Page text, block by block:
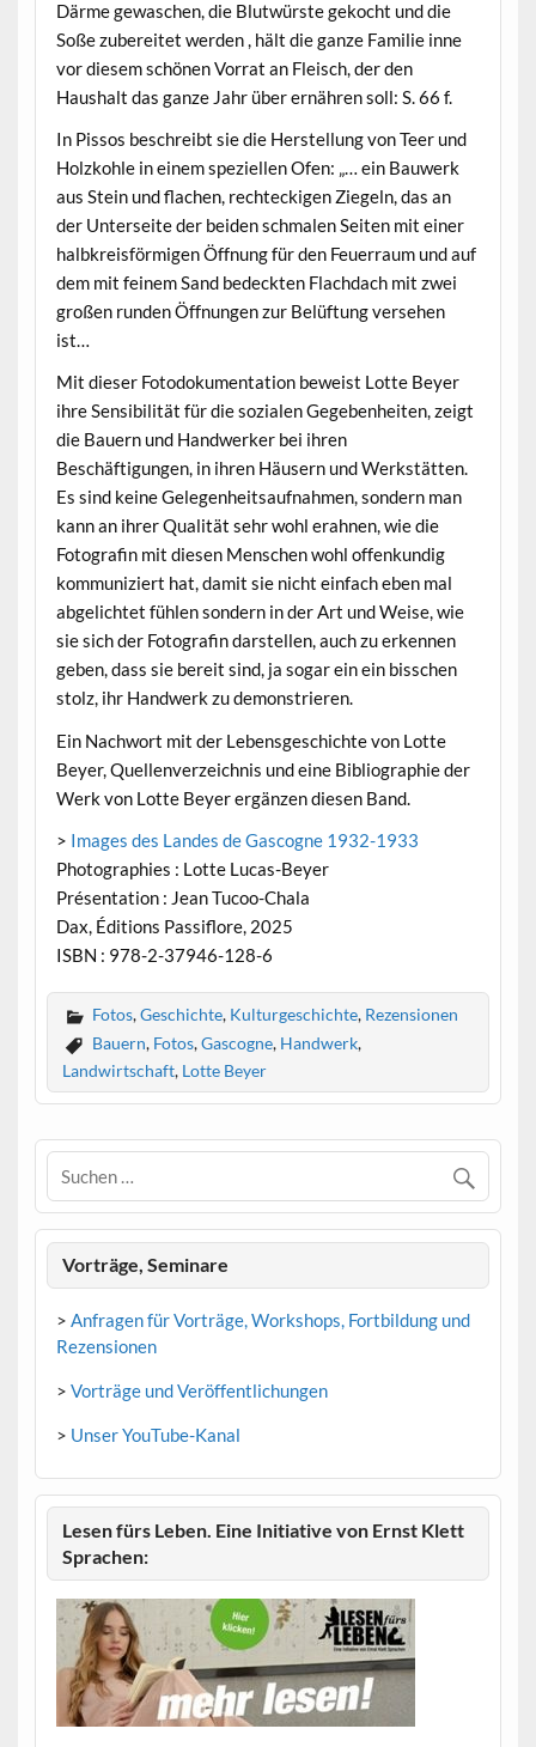
Därme gewaschen, die Blutwürste gekocht und die
Soße zubereitet werden , hält die ganze Familie inne
vor diesem schönen Vorrat an Fleisch, der den
Haushalt das ganze Jahr über ernähren soll: S. 66 f.
In Pissos beschreibt sie die Herstellung von Teer und
Holzkohle in einem speziellen Ofen: „… ein Bauwerk
aus Stein und flachen, rechteckigen Ziegeln, das an
der Unterseite der beiden schmalen Seiten mit einer
halbkreisförmigen Öffnung für den Feuerraum und auf
dem mit feinem Sand bedeckten Flachdach mit zwei
großen runden Öffnungen zur Belüftung versehen
ist…
Mit dieser Fotodokumentation beweist Lotte Beyer
ihre Sensibilität für die sozialen Gegebenheiten, zeigt
die Bauern und Handwerker bei ihren
Beschäftigungen, in ihren Häusern und Werkstätten.
Es sind keine Gelegenheitsaufnahmen, sondern man
kann an ihrer Qualität sehr wohl erahnen, wie die
Fotografin mit diesen Menschen wohl offenkundig
kommuniziert hat, damit sie nicht einfach eben mal
abgelichtet fühlen sondern in der Art und Weise, wie
sie sich der Fotografin darstellen, auch zu erkennen
geben, dass sie bereit sind, ja sogar ein ein bisschen
stolz, ihr Handwerk zu demonstrieren.
Ein Nachwort mit der Lebensgeschichte von Lotte
Beyer, Quellenverzeichnis und eine Bibliographie der
Werk von Lotte Beyer ergänzen diesen Band.
> Images des Landes de Gascogne 1932-1933
Photographies : Lotte Lucas-Beyer
Présentation : Jean Tucoo-Chala
Dax, Éditions Passiflore, 2025
ISBN : 978-2-37946-128-6
Fotos,Geschichte, Kulturgeschichte, Rezensionen
Bauern, Fotos,Gascogne, Handwerk,
Landwirtschaft, Lotte Beyer
Vorträge, Seminare
> Anfragen für Vorträge, Workshops, Fortbildung und
Rezensionen
> Vorträge und Veröffentlichungen
> Unser YouTube-Kanal
Lesen fürs Leben. Eine Initiative von Ernst Klett
Sprachen: